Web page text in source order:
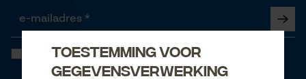
Ik heb deAlgemene voorwaarden inzake gegevensbescherming
gelezen en ga akkoord. *
Toestemming voor
gegevensverwerking